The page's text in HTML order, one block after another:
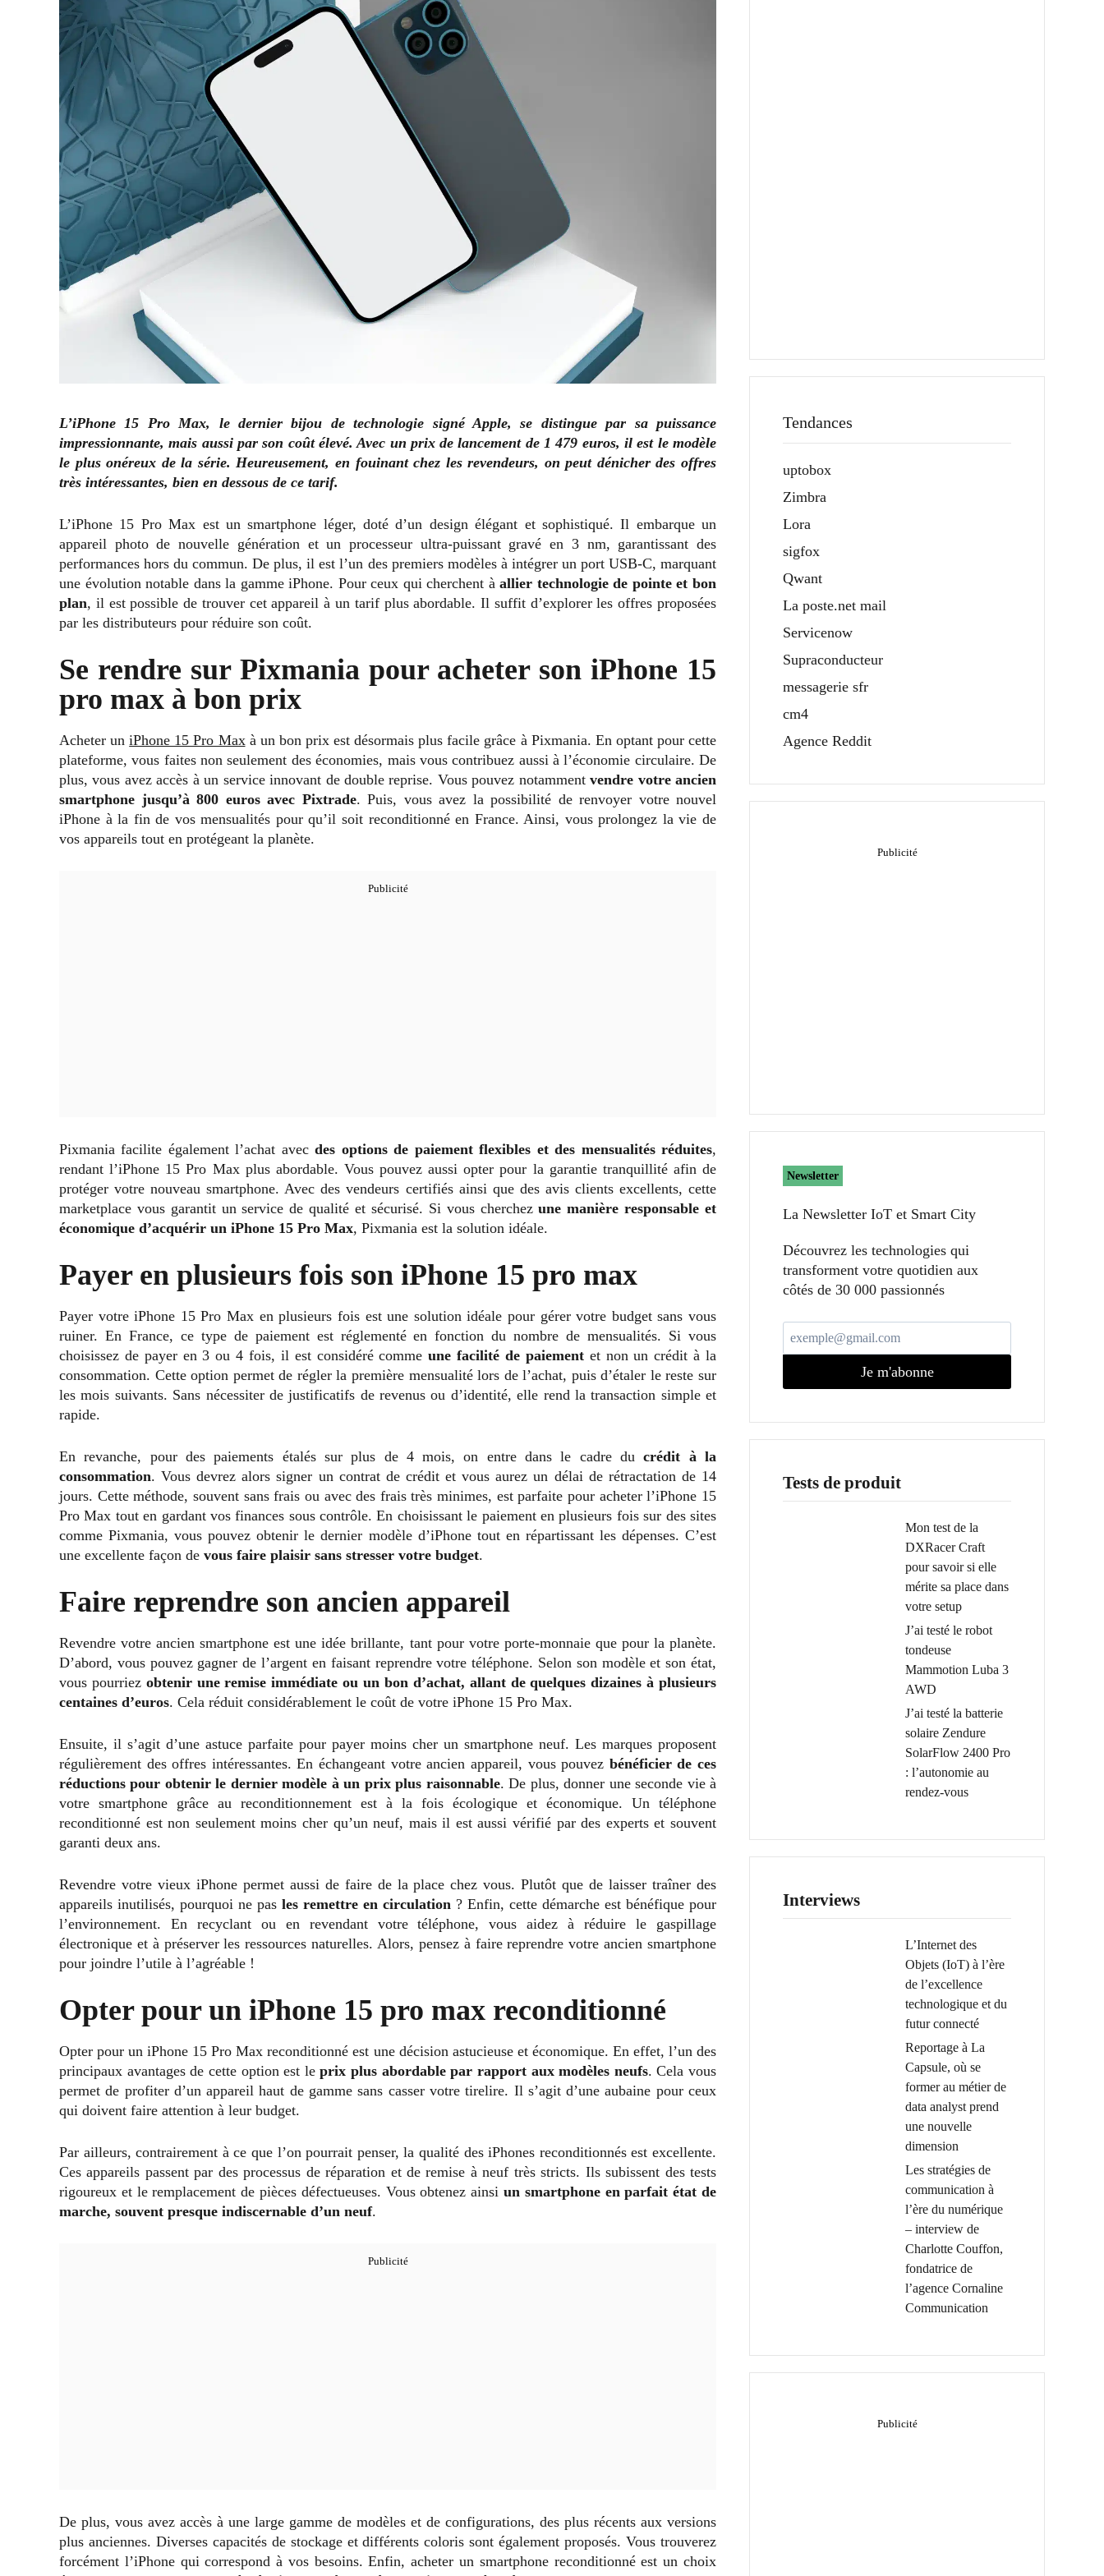
L’iPhone 15 Pro Max, le dernier bijou de technologie signé Apple, se distingue par sa puissance
impressionnante, mais aussi par son coût élevé. Avec un prix de lancement de 1 479 euros, il est le modèle
le plus onéreux de la série. Heureusement, en fouinant chez les revendeurs, on peut dénicher des offres
très intéressantes, bien en dessous de ce tarif.
L’iPhone 15 Pro Max est un smartphone léger, doté d’un design élégant et sophistiqué. Il embarque un
appareil photo de nouvelle génération et un processeur ultra-puissant gravé en 3 nm, garantissant des
performances hors du commun. De plus, il est l’un des premiers modèles à intégrer un port USB-C, marquant
une évolution notable dans la gamme iPhone. Pour ceux qui cherchent àallier technologie de pointe et bon
plan, il est possible de trouver cet appareil à un tarif plus abordable. Il suffit d’explorer les offres proposées
par les distributeurs pour réduire son coût.
Se rendre sur Pixmania pour acheter son iPhone 15
pro max à bon prix
Acheter uniPhone 15 Pro Maxà un bon prix est désormais plus facile grâce à Pixmania. En optant pour cette
plateforme, vous faites non seulement des économies, mais vous contribuez aussi à l’économie circulaire. De
plus, vous avez accès à un service innovant de double reprise. Vous pouvez notammentvendre votre ancien
smartphone jusqu’à 800 euros avec Pixtrade. Puis, vous avez la possibilité de renvoyer votre nouvel
iPhone à la fin de vos mensualités pour qu’il soit reconditionné en France. Ainsi, vous prolongez la vie de
vos appareils tout en protégeant la planète.
Pixmania facilite également l’achat avecdes options de paiement flexibles et des mensualités réduites,
rendant l’iPhone 15 Pro Max plus abordable. Vous pouvez aussi opter pour la garantie tranquillité afin de
protéger votre nouveau smartphone. Avec des vendeurs certifiés ainsi que des avis clients excellents, cette
marketplace vous garantit un service de qualité et sécurisé. Si vous cherchezune manière responsable et
économique d’acquérir un iPhone 15 Pro Max, Pixmania est la solution idéale.
Payer en plusieurs fois son iPhone 15 pro max
Payer votre iPhone 15 Pro Max en plusieurs fois est une solution idéale pour gérer votre budget sans vous
ruiner. En France, ce type de paiement est réglementé en fonction du nombre de mensualités. Si vous
choisissez de payer en 3 ou 4 fois, il est considéré commeune facilité de paiementet non un crédit à la
consommation. Cette option permet de régler la première mensualité lors de l’achat, puis d’étaler le reste sur
les mois suivants. Sans nécessiter de justificatifs de revenus ou d’identité, elle rend la transaction simple et
rapide.
En revanche, pour des paiements étalés sur plus de 4 mois, on entre dans le cadre ducrédit à la
consommation. Vous devrez alors signer un contrat de crédit et vous aurez un délai de rétractation de 14
jours. Cette méthode, souvent sans frais ou avec des frais très minimes, est parfaite pour acheter l’iPhone 15
Pro Max tout en gardant vos finances sous contrôle. En choisissant le paiement en plusieurs fois sur des sites
comme Pixmania, vous pouvez obtenir le dernier modèle d’iPhone tout en répartissant les dépenses. C’est
une excellente façon de vous faire plaisir sans stresser votre budget.
Faire reprendre son ancien appareil
Revendre votre ancien smartphone est une idée brillante, tant pour votre porte-monnaie que pour la planète.
D’abord, vous pouvez gagner de l’argent en faisant reprendre votre téléphone. Selon son modèle et son état,
vous pourriez obtenir une remise immédiate ou un bon d’achat, allant de quelques dizaines à plusieurs
centaines d’euros. Cela réduit considérablement le coût de votre iPhone 15 Pro Max.
Ensuite, il s’agit d’une astuce parfaite pour payer moins cher un smartphone neuf. Les marques proposent
régulièrement des offres intéressantes. En échangeant votre ancien appareil, vous pouvez bénéficier de ces
réductions pour obtenir le dernier modèle à un prix plus raisonnable. De plus, donner une seconde vie à
votre smartphone grâce au reconditionnement est à la fois écologique et économique. Un téléphone
reconditionné est non seulement moins cher qu’un neuf, mais il est aussi vérifié par des experts et souvent
garanti deux ans.
Revendre votre vieux iPhone permet aussi de faire de la place chez vous. Plutôt que de laisser traîner des
appareils inutilisés, pourquoi ne pas les remettre en circulation ? Enfin, cette démarche est bénéfique pour
l’environnement. En recyclant ou en revendant votre téléphone, vous aidez à réduire le gaspillage
électronique et à préserver les ressources naturelles. Alors, pensez à faire reprendre votre ancien smartphone
pour joindre l’utile à l’agréable !
Opter pour un iPhone 15 pro max reconditionné
Opter pour un iPhone 15 Pro Max reconditionné est une décision astucieuse et économique. En effet, l’un des
principaux avantages de cette option est leprix plus abordable par rapport aux modèles neufs. Cela vous
permet de profiter d’un appareil haut de gamme sans casser votre tirelire. Il s’agit d’une aubaine pour ceux
qui doivent faire attention à leur budget.
Par ailleurs, contrairement à ce que l’on pourrait penser, la qualité des iPhones reconditionnés est excellente.
Ces appareils passent par des processus de réparation et de remise à neuf très stricts. Ils subissent des tests
rigoureux et le remplacement de pièces défectueuses. Vous obtenez ainsi un smartphone en parfait état de
marche, souvent presque indiscernable d’un neuf.
De plus, vous avez accès à une large gamme de modèles et de configurations, des plus récents aux versions
plus anciennes. Diverses capacités de stockage et différents coloris sont également proposés. Vous trouverez
forcément l’iPhone qui correspond à vos besoins. Enfin, acheter un smartphone reconditionné est un choix
Tendances
uptobox
Zimbra
Lora
sigfox
Qwant
La poste.net mail
Servicenow
Supraconducteur
messagerie sfr
cm4
Agence Reddit
Newsletter
La Newsletter IoT et Smart City​
Découvrez les technologies qui
transforment votre quotidien aux
côtés de 30 000 passionnés
Je m'abonne
Tests de produit
Mon test de la
DXRacer Craft
pour savoir si elle
mérite sa place dans
votre setup
J’ai testé le robot
tondeuse
Mammotion Luba 3
AWD
J’ai testé la batterie
solaire Zendure
SolarFlow 2400 Pro
: l’autonomie au
rendez-vous
Interviews
L’Internet des
Objets (IoT) à l’ère
de l’excellence
technologique et du
futur connecté
Reportage à La
Capsule, où se
former au métier de
data analyst prend
une nouvelle
dimension
Les stratégies de
communication à
l’ère du numérique
– interview de
Charlotte Couffon,
fondatrice de
l’agence Cornaline
Communication